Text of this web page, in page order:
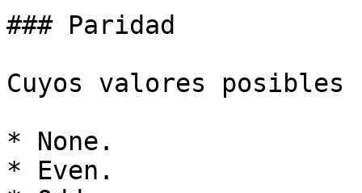
### Paridad
Cuyos valores posibles
* None.
* Even.